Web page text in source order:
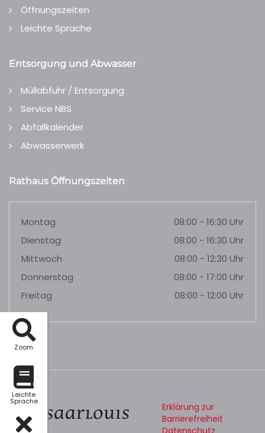
Zoom
Leichte
Sprache
Öffnungszeiten
Leichte Sprache
Entsorgung und Abwasser
Müllabfuhr / Entsorgung
Service NBS
Abfallkalender
Abwasserwerk
Rathaus Öffnungszeiten
Montag
08:00 - 16:30 Uhr
Dienstag
08:00 - 16:30 Uhr
Mittwoch
08:00 - 12:30 Uhr
Donnerstag
08:00 - 17:00 Uhr
Freitag
08:00 - 12:00 Uhr
Erklärung zur
Barrierefreiheit
Datenschutz